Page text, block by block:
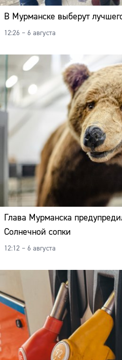
В Мурманске выберут
12:26 – 6 августа
Глава Мурманска
Солнечной сопки
12:12 – 6 августа